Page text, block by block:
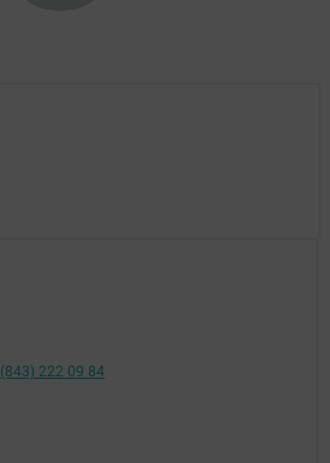
(843) 222 09 84